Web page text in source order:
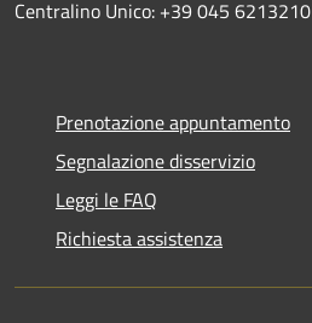
Centralino Unico: +39 045 6213210
Prenotazione appuntamento
Segnalazione disservizio
Leggi le FAQ
Richiesta assistenza